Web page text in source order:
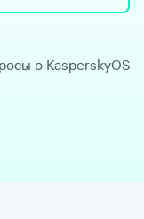
о KasperskyOS